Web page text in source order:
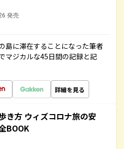
発売
島に滞在することになった筆者
マジカルな45日間の記録と記
詳細を見る
き方 ウィズコロナ旅の安
BOOK